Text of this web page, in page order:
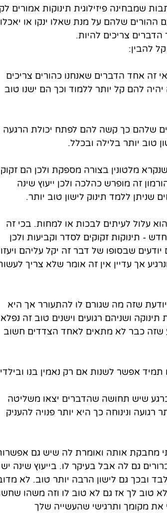
שמבחינה פיזילוגית תינוקות אמורים
ההורים שלהם על מנת שאלו ינקו או
צריכים להיות.
זה אחד הדברים שאנחנו כהורים צריכים
להם קל יותר ללמוד וכך הם ישנו טוב
שלהם כך קשה להם לפתח יכולת הרגעה
טוב יותר בלילה ובכלל.
מלטונין בצורה מספקת ולכן הם
להרדם אך בגיל 5-6 חודשים הורמון זה מופרש כהלכה ולכן ייעוץ שינה
שניתן ללמד תינוק לישון טוב יותר.
עלול לעיתים לבכות או למחות. בכי זה
- תינוקות זקוקים לסדר וקביעות ולכן
שבסופו של דבר זה יקל עליהם
אך עדיין אין זה אומר שלא צריך
שזה מה שגורם לו להתעורר אך היא
ושניהם רגועים וישנים טוב זה
שזה כבר לא מתאים לאחד הצדדים חשוב
שיש תחושה שהדברים יצאו משליטה
ונינוחה כך היא יותר פנויה להעניק
מחבקת אותה ואומרת לה שיש גם
גם לה אבל בעיקר לו. בייעוץ שינה
לבד ובכך גם לישון הרבה יותר טוב. לא
טוב לך אז גם לא טוב לו וזה משהו
מקומך ותרגישי שהעשייה שלך